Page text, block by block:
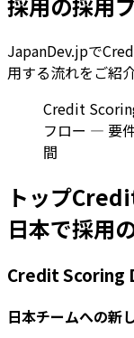
JapanDev.jpで
用する流れをご紹
Credit
フロー — 要
間
トップ
日本で採用
Credit Scoring
日本チームへの新